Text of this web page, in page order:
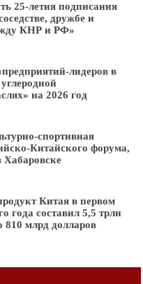
25-летия подписания
дружбе и
КНР и РФ»
лидеров в
на 2026 год
спортивная
Китайского форума,
Хабаровске
Китая в первом
года составил 5,5 трлн
млрд долларов